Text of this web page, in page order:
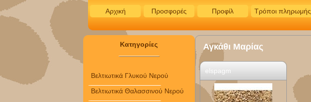
Αρχική Προσφορές Προφίλ Τρόποι πληρωμής
Κατηγορίες
Βελτιωτικά Γλυκού Νερού
Βελτιωτικά Θαλασσινού Νερού
Αγκάθι Μαρίας
elspagm